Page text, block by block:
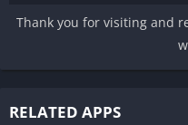
Thank you for visiting and
RELATED APPS